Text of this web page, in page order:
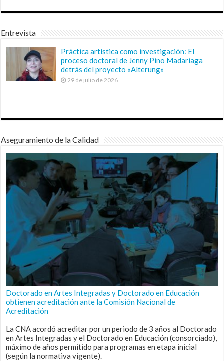
Entrevista
Práctica artística como investigación: El
proceso doctoral de Jenny Pino Madariaga
detrás del proyecto «Alterung»
29 de julio de 2026
Aseguramiento de la Calidad
Doctorado en Artes Integradas y Doctorado en Educación
obtienen acreditación ante la Comisión Nacional de
Acreditación
La CNA acordó acreditar por un periodo de 3 años al Doctorado
en Artes Integradas y el Doctorado en Educación (consorciado),
máximo de años permitido para programas en etapa inicial
(según la normativa vigente).